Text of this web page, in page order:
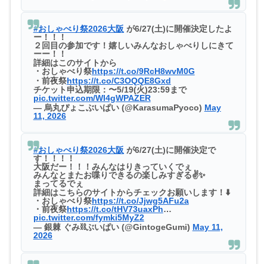
#おしゃべり祭2026大阪 が6/27(土)に開催決定したよ
ー！！！
２回目の参加です！嬉しいみんなおしゃべりしにきて
ーー！！
詳細はこのサイトから
・おしゃべり祭https://t.co/9RcH8wvM0G
・前夜祭https://t.co/C3OQQE8Gxd
チケット申込期限：〜5/19(火)23:59まで
pic.twitter.com/WI4gWPAZER
— 烏丸ぴょこぶいぱい (@KarasumaPyoco) May
11, 2026
#おしゃべり祭2026大阪 が6/27(土)に開催決定で
す！！！！
大阪だー！！！みんなはりきっていくでぇ
みんなとまたお喋りできるの楽しみすぎる✌✨️
まってるでぇ
詳細はこちらのサイトからチェックお願いします！⬇️
・おしゃべり祭https://t.co/Jjwg5AFu2a
・前夜祭https://t.co/tHV73uaxPh…
pic.twitter.com/fymki5MyZ2
— 銀棘 ぐみ⛓️ぶいぱい (@GintogeGumi) May 11,
2026